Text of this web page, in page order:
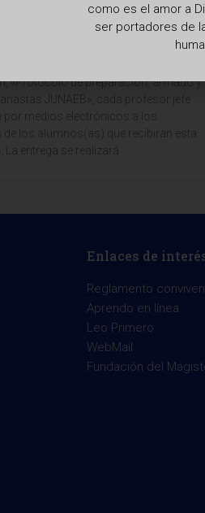
fraternalmente a cada uno de
Familias, la Escuela Sagrada Familia
«Protocolo de preparación, armado y
JUNAEB», cada profesor jefe
por medios electrónicos a los
de los alumnos(as) que recibirán esta
La entrega se realizará
Enlaces de
Reglamento
Aprendo en línea
Leo Primero
WebMail
Fundación del
como es el amor a
ser portadores de